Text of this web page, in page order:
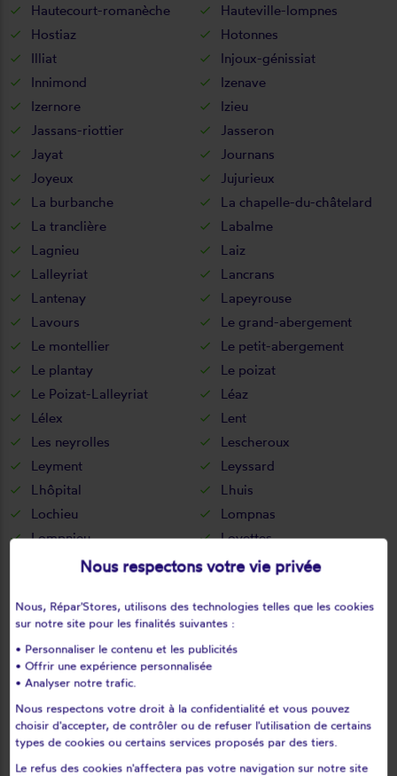
Hautecourt-romanèche
Hauteville-lompnes
Hostiaz
Hotonnes
Illiat
Injoux-génissiat
Innimond
Izenave
Izernore
Izieu
Jassans-riottier
Jasseron
Jayat
Journans
Joyeux
Jujurieux
La burbanche
La chapelle-du-châtelard
La tranclière
Labalme
Lagnieu
Laiz
Lalleyriat
Lancrans
Lantenay
Lapeyrouse
Lavours
Le grand-abergement
Le montellier
Le petit-abergement
Le plantay
Le poizat
Le Poizat-Lalleyriat
Léaz
Lélex
Lent
Les neyrolles
Lescheroux
Leyment
Leyssard
Lhôpital
Lhuis
Lochieu
Lompnas
Lompnieu
Loyettes
L'abergement-clémenciat
Maillat
Malafretaz
Mantenay-montlin
Manziat
Marboz
Marchamp
Marignieu
Marsonnas
Martignat
Massieux
Massignieu-de-rives
Meillonnas
Nous respectons votre vie privée
Nous, Répar'Stores, utilisons des technologies telles que les cookies
sur notre site pour les finalités suivantes :
• Personnaliser le contenu et les publicités
• Offrir une expérience personnalisée
• Analyser notre trafic.
Nous respectons votre droit à la confidentialité et vous pouvez
choisir d'accepter, de contrôler ou de refuser l'utilisation de certains
types de cookies ou certains services proposés par des tiers.
Le refus des cookies n'affectera pas votre navigation sur notre site